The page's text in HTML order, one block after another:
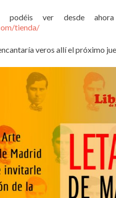
podéis ver desde
tienda/
veros allí el próximo